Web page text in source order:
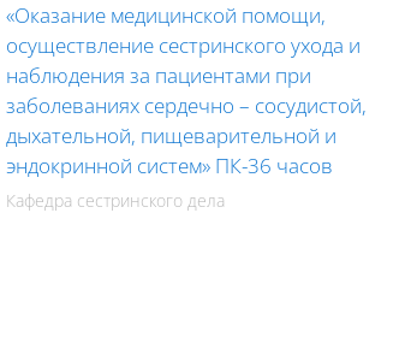
«Оказание медицинской помощи,
осуществление сестринского ухода и
наблюдения за пациентами при
заболеваниях сердечно – сосудистой,
дыхательной, пищеварительной и
эндокринной систем» ПК-36 часов
Кафедра сестринского дела